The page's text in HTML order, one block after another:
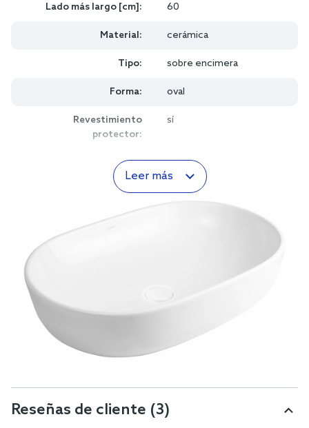
Lado más largo [cm]: 60
Material: cerámica
Tipo: sobre encimera
Forma: oval
Revestimiento
protector:
sí
Leer más
Reseñas de cliente (3)